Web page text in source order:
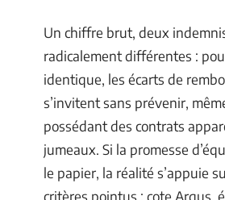
Un chiffre brut, deux
radicalement différentes :
identique, les écarts de
s’invitent sans prévenir,
possédant des contrats
jumeaux. Si la promesse
le papier, la réalité s’appuie
critères pointus : cote Argus,